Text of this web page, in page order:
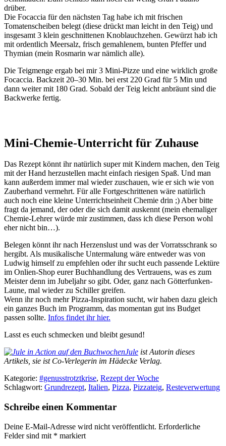
drüber.
Die Focaccia für den nächsten Tag habe ich mit frischen
Tomatenscheiben belegt (diese drückt man leicht in den Teig) und
insgesamt 3 klein geschnittenen Knoblauchzehen. Gewürzt hab ich
mit ordentlich Meersalz, frisch gemahlenem, bunten Pfeffer und
Thymian (mein Rosmarin war nämlich alle).
Die Teigmenge ergab bei mir 3 Mini-Pizze und eine wirklich große
Focaccia. Backzeit 20–30 Min. bei erst 220 Grad für 5 Min und
dann weiter mit 180 Grad. Sobald der Teig leicht anbräunt sind die
Backwerke fertig.
Mini-Chemie-Unterricht für Zuhause
Das Rezept könnt ihr natürlich super mit Kindern machen, den Teig
mit der Hand herzustellen macht einfach riesigen Spaß. Und man
kann außerdem immer mal wieder zuschauen, wie er sich wie von
Zauberhand vermehrt. Für alle Fortgeschrittenen wäre natürlich
auch noch eine kleine Unterrichtseinheit Chemie drin ;) Aber bitte
fragt da jemand, der oder die sich damit auskennt (mein ehemaliger
Chemie-Lehrer würde mir zustimmen, dass ich diese Person wohl
eher nicht bin…).
Belegen könnt ihr nach Herzenslust und was der Vorratsschrank so
hergibt. Als musikalische Untermalung wäre entweder was von
Ludwig himself zu empfehlen oder ihr sucht euch passende Lektüre
im Onlien-Shop eurer Buchhandlung des Vertrauens, was es zum
Meister denn im Jubeljahr so gibt. Oder, ganz nach Götterfunken-
Laune, mal wieder zu Schiller greifen.
Wenn ihr noch mehr Pizza-Inspiration sucht, wir haben dazu gleich
ein ganzes Buch im Programm, das momentan gut ins Budget
passen sollte. Infos findet ihr hier.
Lasst es euch schmecken und bleibt gesund!
Jule ist Autorin dieses
Artikels, sie ist Co-Verlegerin im Hädecke Verlag.
Kategorie: #genusstrotztkrise, Rezept der Woche
Schlagwort: Grundrezept, Italien, Pizza, Pizzateig, Resteverwertung
Schreibe einen Kommentar
Deine E-Mail-Adresse wird nicht veröffentlicht. Erforderliche
Felder sind mit * markiert